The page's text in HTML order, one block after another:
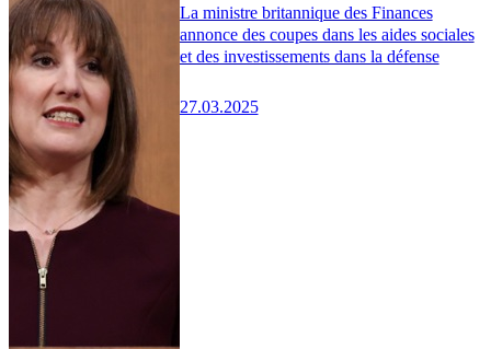
La ministre britannique des Finances
annonce des coupes dans les aides sociales
et des investissements dans la défense
27.03.2025